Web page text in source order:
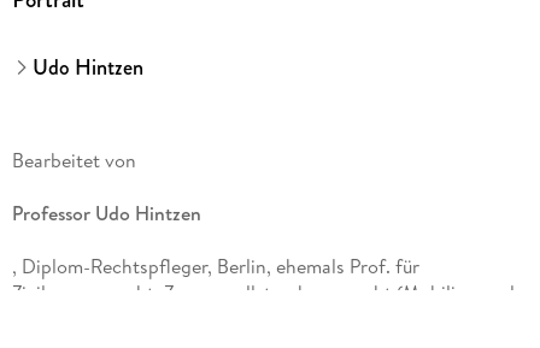
Udo Hintzen
Bearbeitet von
Professor Udo Hintzen
, Diplom-Rechtspfleger, Berlin, ehemals Prof. für
Zivilprozessrecht, Zwangsvollstreckungsrecht (Mobiliar- und